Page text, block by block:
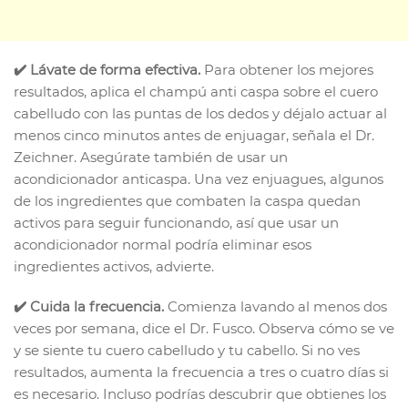
✔️ Lávate de forma efectiva. Para obtener los mejores
resultados, aplica el champú anti caspa sobre el cuero
cabelludo con las puntas de los dedos y déjalo actuar al
menos cinco minutos antes de enjuagar, señala el Dr.
Zeichner. Asegúrate también de usar un
acondicionador anticaspa. Una vez enjuagues, algunos
de los ingredientes que combaten la caspa quedan
activos para seguir funcionando, así que usar un
acondicionador normal podría eliminar esos
ingredientes activos, advierte.
✔️ Cuida la frecuencia. Comienza lavando al menos dos
veces por semana, dice el Dr. Fusco. Observa cómo se ve
y se siente tu cuero cabelludo y tu cabello. Si no ves
resultados, aumenta la frecuencia a tres o cuatro días si
es necesario. Incluso podrías descubrir que obtienes los